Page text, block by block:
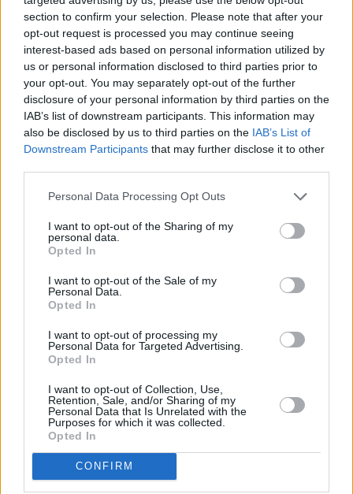
section to confirm your selection. Please note that after your
opt-out request is processed you may continue seeing
interest-based ads based on personal information utilized by
us or personal information disclosed to third parties prior to
your opt-out. You may separately opt-out of the further
disclosure of your personal information by third parties on the
IAB’s list of downstream participants. This information may
also be disclosed by us to third parties on the IAB’s List of
Downstream Participants that may further disclose it to other
Personal Data Processing Opt Outs
I want to opt-out of the Sharing of my
personal data.
Opted In
I want to opt-out of the Sale of my
Personal Data.
Opted In
I want to opt-out of processing my
Personal Data for Targeted Advertising.
Opted In
I want to opt-out of Collection, Use,
Retention, Sale, and/or Sharing of my
Personal Data that Is Unrelated with the
Purposes for which it was collected.
Opted In
CONFIRM
06.08.2026 -Údržbář výrobních linek • mzda 40 000Kč • stravování i
zdarma (Ref. č.: Fau - údr) (Nýřany)
06.08.2026 -Měřící technik - elektro (Okres Prachatice)
06.08.2026 -Hledáme montážní skupiny I jednotlivce pro montáž
výzdoby (Slovenská republika, Maďarsko)
05.08.2026 -Zámečník / Mechanik (Praha - východ)
05.08.2026 - Manažer/ka pro mezinárodní spolupráci (Suchdol, Praha)
... další nabídky zaměstnání
Vybrané články
Prima sport - co nabídne v prvním
vysílacím týdnu
Parabola.cz- web o satelitní, terestrické a kabelové televizi, ©
Dovolená u moře•Bazény